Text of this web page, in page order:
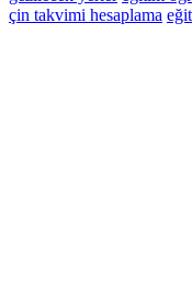
çin takvimi hesaplama